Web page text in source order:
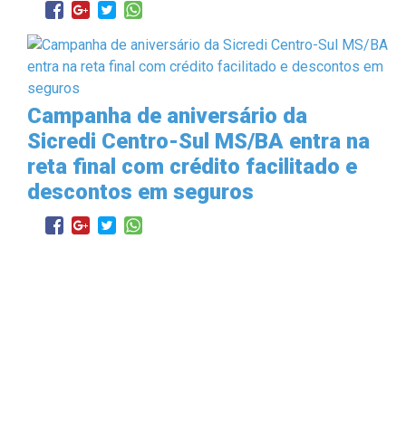
Campanha de aniversário da
Sicredi Centro-Sul MS/BA entra na
reta final com crédito facilitado e
descontos em seguros